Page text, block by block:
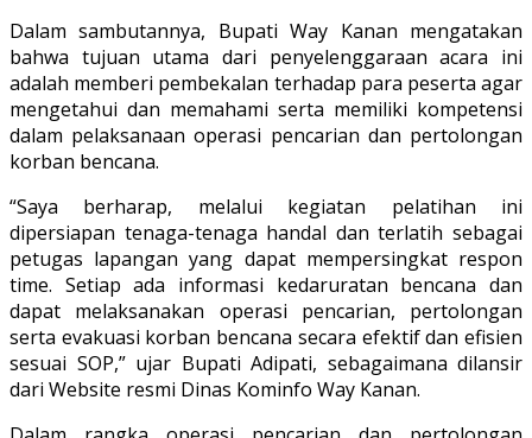
Dalam sambutannya, Bupati Way Kanan mengatakan
bahwa tujuan utama dari penyelenggaraan acara ini
adalah memberi pembekalan terhadap para peserta agar
mengetahui dan memahami serta memiliki kompetensi
dalam pelaksanaan operasi pencarian dan pertolongan
korban bencana.
“Saya berharap, melalui kegiatan pelatihan ini
dipersiapan tenaga-tenaga handal dan terlatih sebagai
petugas lapangan yang dapat mempersingkat respon
time. Setiap ada informasi kedaruratan bencana dan
dapat melaksanakan operasi pencarian, pertolongan
serta evakuasi korban bencana secara efektif dan efisien
sesuai SOP,” ujar Bupati Adipati, sebagaimana dilansir
dari Website resmi Dinas Kominfo Way Kanan.